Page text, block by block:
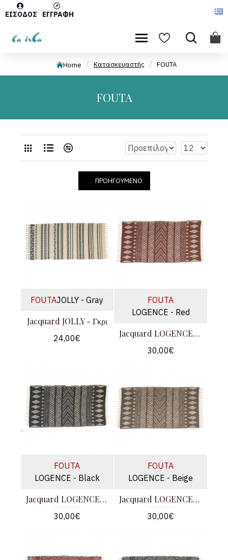
ΕΊΣΟΔΟΣ ΕΓΓΡΑΦΉ
Home Κατασκευαστής FOUTA
FOUTA
ΠΡΟΗΓΟΎΜΕΝΟ
FOUTAJOLLY - Gray
Jacquard JOLLY - Γκρι
24,00€
FOUTA
LOGENCE - Red
Jacquard LOGENCE - Κόκκινο
30,00€
FOUTA
LOGENCE - Black
Jacquard LOGENCE - Μαύρο
30,00€
FOUTA
LOGENCE - Beige
Jacquard LOGENCE - Μπεζ
30,00€